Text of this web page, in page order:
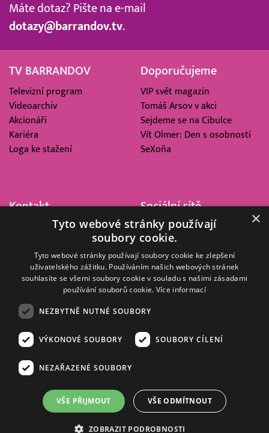
Máte dotaz? Pište na e-mail
dotazy@barrandov.tv.
TV BARRANDOV
Televizní program
Videoarchiv
Akcionáři
Kariéra
Loga ke stažení
Doporučujeme
VIP svět magazín
Tomáš Arsov v akci
Sejdeme se na Cibulce
Vít Olmer: Den s osobností
SeXoňa
Kontakt
Barrandov Televizní Studio,
Kříženeckého nám. 322
152 00 Praha 5
IČ 416 93 311
Sociální sítě
© 2008–2026 EMPRESA MEDIA, a.s. Všechna práva vyhrazena.
Zásady ochrany osobních a dalších zpracovávaných údajů
Informace o měření sledovanosti videa ve video archivu
Nielsen Digital Measurement
. Využíváme grafické podklady z
depositphotos.com .
×
Tyto webové stránky používají
soubory cookie.
Tyto webové stránky používají soubory cookie ke zlepšení
uživatelského zážitku. Používáním našich webových stránek
souhlasíte se všemi soubory cookie v souladu s našimi zásadami
používání souborů cookie. Více informací
NEZBYTNĚ NUTNÉ SOUBORY
VÝKONOVÉ SOUBORY SOUBORY CÍLENÍ
NEZAŘAZENÉ SOUBORY
VŠE PŘIJMOUT VŠE ODMÍTNOUT
ZOBRAZIT PODROBNOSTI